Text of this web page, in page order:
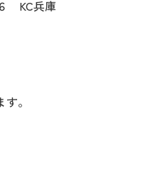
KC兵庫
。